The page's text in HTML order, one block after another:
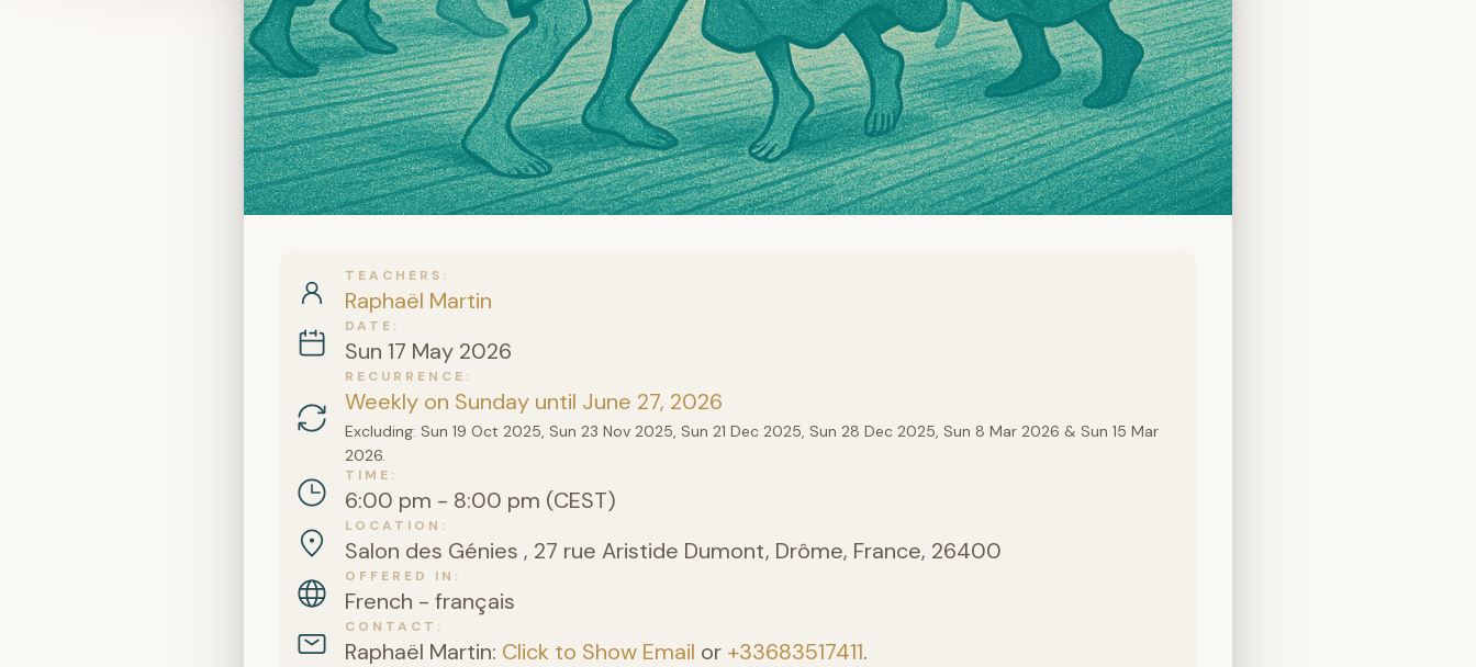
TEACHERS
Raphaël Martin
DATE
Sun 17 May 2026
RECURRENCE
Weekly on Sunday until June 27, 2026
Excluding: Sun 19 Oct 2025, Sun 23 Nov 2025, Sun 21 Dec 2025, Sun 28 Dec 2025, Sun 8 Mar 2026 & Sun 15 Mar
2026.
TIME
6:00 pm - 8:00 pm (CEST)
LOCATION
Salon des Génies , 27 rue Aristide Dumont, Drôme, France, 26400
OFFERED IN
French - français
CONTACT
Raphaël Martin: Click to Show Email or +33683517411.